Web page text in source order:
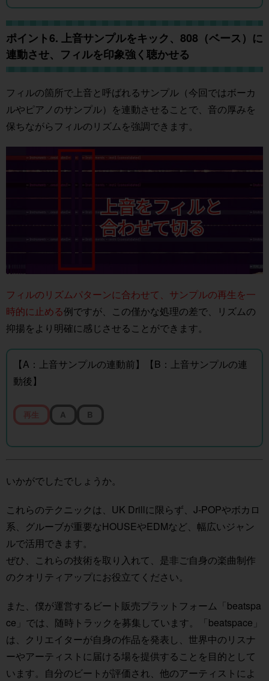
ポイント6. 上音サンプルをキック、808（ベース）に
連動させ、フィルを印象強く聴かせる
フィルの箇所で上音と呼ばれるサンプル（今回ではボーカ
ルやピアノのサンプル）を連動させることで、音の厚みを
保ちながらフィルのリズムを強調できます。
フィルのリズムパターンに合わせて、サンプルの再生を一
時的に止める例ですが、この僅かな処理の差で、リズムの
抑揚をより明確に感じさせることができます。
【A：上音サンプルの連動前】【B：上音サンプルの連
動後】
再生 A B
いかがでしたでしょうか。
これらのテクニックは、UK Drillに限らず、J-POPやボカロ
系、グルーブが重要なHOUSEやEDMなど、幅広いジャン
ルで活用できます。
ぜひ、これらの技術を取り入れて、是非ご自身の楽曲制作
のクオリティアップにお役立てください。
また、僕が運営するビート販売プラットフォーム「beatspa
ce」では、随時トラックを募集しています。「beatspace」
は、クリエイターが自身の作品を発表し、世界中のリスナ
ーやアーティストに届ける場を提供することを目的として
います。自分のビートが評価され、他のアーティストによ